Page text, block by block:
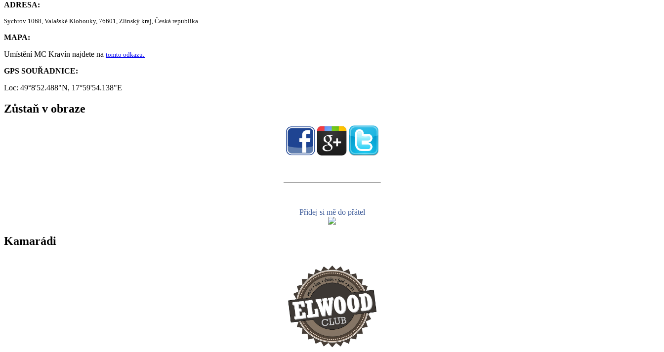
ADRESA:
Sychrov 1068, Valašské Klobouky, 76601, Zlínský kraj, Česká republika
MAPA:
Umístění MC Kravín najdete na tomto odkazu.
GPS SOUŘADNICE:
Loc: 49°8'52.488"N, 17°59'54.138"E
Zůstaň v obraze
Přidej si mě do přátel
Kamarádi